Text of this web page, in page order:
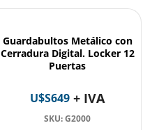
Guardabultos Metálico con
Cerradura Digital. Locker 12
Puertas
U$S649 + IVA
SKU: G2000